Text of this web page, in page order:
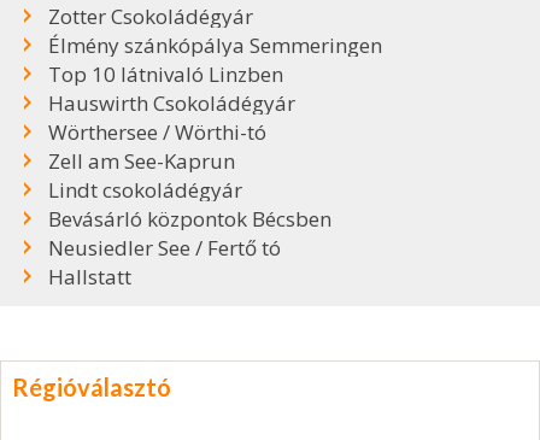
Zotter Csokoládégyár
Élmény szánkópálya Semmeringen
Top 10 látnivaló Linzben
Hauswirth Csokoládégyár
Wörthersee / Wörthi-tó
Zell am See-Kaprun
Lindt csokoládégyár
Bevásárló központok Bécsben
Neusiedler See / Fertő tó
Hallstatt
Régióválasztó